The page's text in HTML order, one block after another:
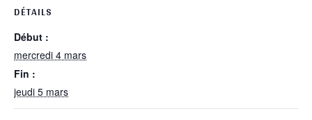
DÉTAILS
Début :
mercredi 4 mars
Fin :
jeudi 5 mars